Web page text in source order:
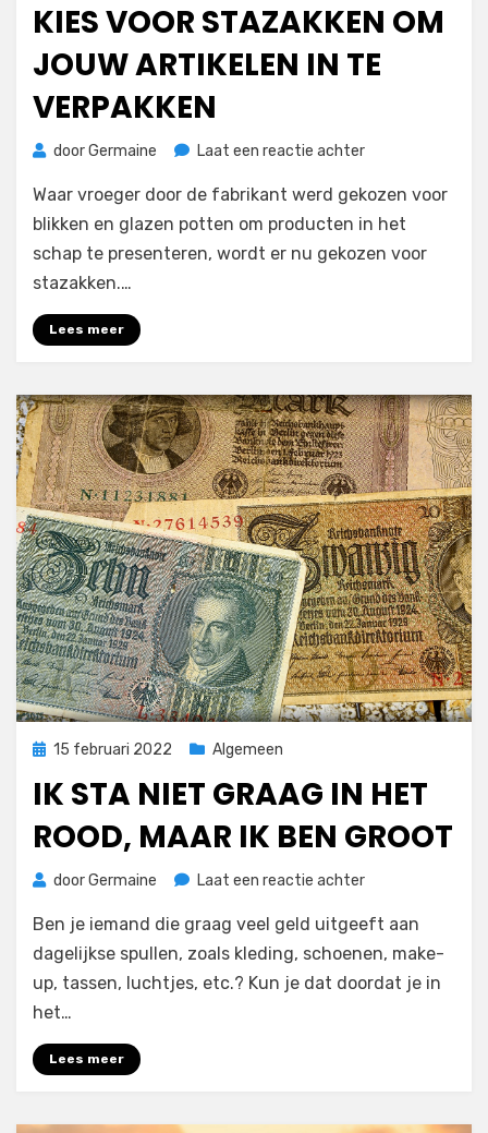
KIES VOOR STAZAKKEN OM
JOUW ARTIKELEN IN TE
VERPAKKEN
doorGermaine Laat een reactie achterop
voor
stazakken
om
Waar vroeger door de fabrikant werd gekozen voor
blikken en glazen potten om producten in het
schap te presenteren, wordt er nu gekozen voor
stazakken.…
Lees meer
Geplaatst
15 februari 2022 Algemeen
IK STA NIET GRAAG IN HET
ROOD, MAAR IK BEN GROOT
doorGermaine Laat een reactie achterop
sta
niet
graag
Ben je iemand die graag veel geld uitgeeft aan
dagelijkse spullen, zoals kleding, schoenen, make-
up, tassen, luchtjes, etc.? Kun je dat doordat je in
het…
Lees meer